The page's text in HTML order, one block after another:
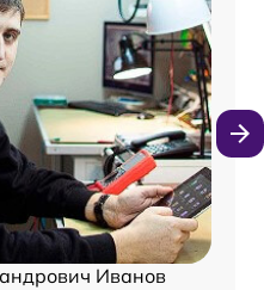
Иванов